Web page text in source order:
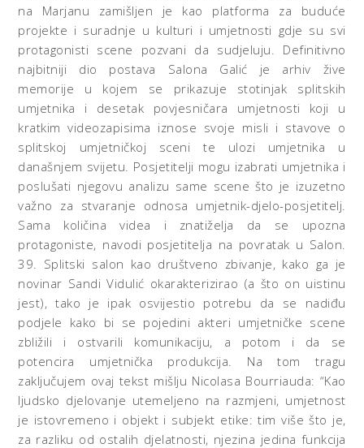
na Marjanu zamišljen je kao platforma za buduće
projekte i suradnje u kulturi i umjetnosti gdje su svi
protagonisti scene pozvani da sudjeluju. Definitivno
najbitniji dio postava Salona Galić je arhiv žive
memorije u kojem se prikazuje stotinjak splitskih
umjetnika i desetak povjesničara umjetnosti koji u
kratkim videozapisima iznose svoje misli i stavove o
splitskoj umjetničkoj sceni te ulozi umjetnika u
današnjem svijetu. Posjetitelji mogu izabrati umjetnika i
poslušati njegovu analizu same scene što je izuzetno
važno za stvaranje odnosa umjetnik-djelo-posjetitelj.
Sama količina videa i znatiželja da se upozna
protagoniste, navodi posjetitelja na povratak u Salon.
39. Splitski salon kao društveno zbivanje, kako ga je
novinar Sandi Vidulić okarakterizirao (a što on uistinu
jest), tako je ipak osvijestio potrebu da se nadiđu
podjele kako bi se pojedini akteri umjetničke scene
zbližili i ostvarili komunikaciju, a potom i da se
potencira umjetnička produkcija. Na tom tragu
zaključujem ovaj tekst mišlju Nicolasa Bourriauda: “Kao
ljudsko djelovanje utemeljeno na razmjeni, umjetnost
je istovremeno i objekt i subjekt etike: tim više što je,
za razliku od ostalih djelatnosti, njezina jedina funkcija